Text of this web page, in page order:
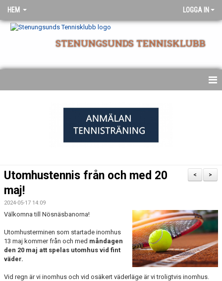
HEM LOGGA IN
STENUNGSUNDS TENNISKLUBB
>
<
Utomhustennis från och med 20
maj!
2024-05-17 14:09
Välkomna till Nösnäsbanorna!
Utomhusterminen som startade inomhus
13 maj kommer från och med måndagen
den 20 maj att spelas utomhus vid fint
väder.
Vid regn är vi inomhus och vid osäkert väderläge är vi troligtvis inomhus.